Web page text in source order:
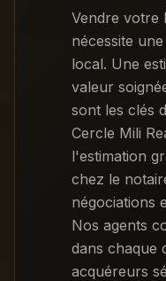
Vendre votre
nécessite
local. Une
valeur
sont les clés
Cercle Mili
l'estimation
chez le
négociations
Nos agents
dans chaque
acquéreurs